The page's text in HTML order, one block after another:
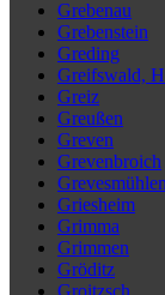
Grebenau
Grebenstein
Greding
Greifswald,
Greiz
Greußen
Greven
Grevenbroich
Grevesmühlen
Griesheim
Grimma
Grimmen
Gröditz